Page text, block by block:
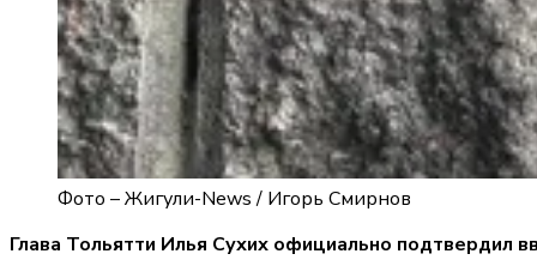
Фото –Жигули-News / Игорь Смирнов
Глава Тольятти Илья Сухих официально подтвердил